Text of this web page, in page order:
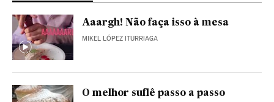
Aaargh! Não faça isso à mesa
MIKEL LÓPEZ ITURRIAGA
O melhor suflê passo a passo